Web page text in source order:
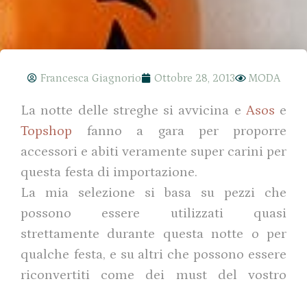
Francesca Giagnorio Ottobre 28, 2013 MODA
La notte delle streghe si avvicina e Asos e
Topshop fanno a gara per proporre
accessori e abiti veramente super carini per
questa festa di importazione.
La mia selezione si basa su pezzi che
possono essere utilizzati quasi
strettamente durante questa notte o per
qualche festa, e su altri che possono essere
riconvertiti come dei must del vostro